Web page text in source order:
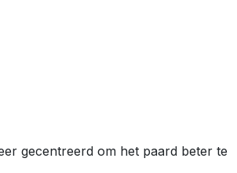
gecentreerd om het paard beter te